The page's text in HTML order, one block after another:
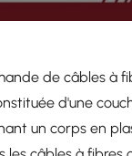
de câbles à
d'une
un corps en